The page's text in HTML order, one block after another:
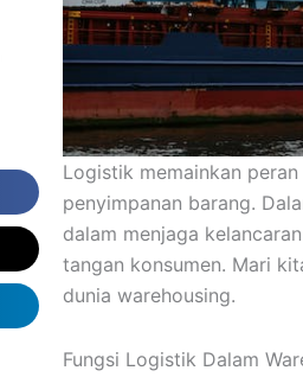
Logistik memainkan
penyimpanan barang.
dalam menjaga
tangan konsumen. Mari
dunia warehousing.
Fungsi Logistik Dalam